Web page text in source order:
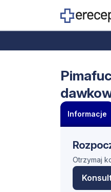
Informacje
Otrzymaj